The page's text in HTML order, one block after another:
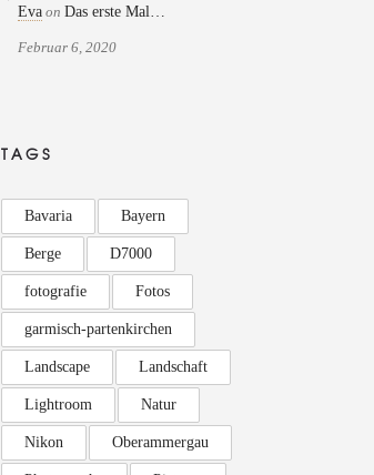
Eva on Das erste Mal…
Februar 6, 2020
TAGS
Bavaria Bayern
Berge D7000
fotografie Fotos
garmisch-partenkirchen
Landscape Landschaft
Lightroom Natur
Nikon Oberammergau